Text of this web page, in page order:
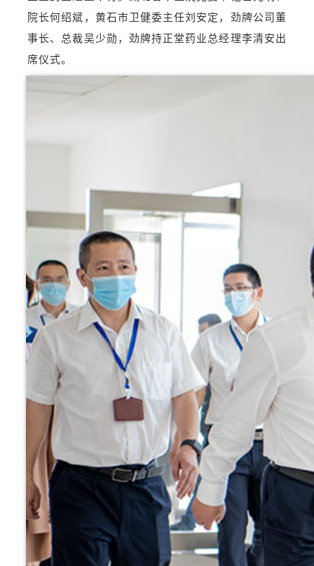
院长何绍斌，黄石市卫健委主任刘安定，劲牌公司董
事长、总裁吴少勋，劲牌持正堂药业总经理李清安出
席仪式。